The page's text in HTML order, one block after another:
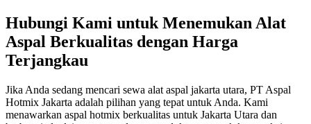
Hubungi Kami untuk Menemukan Alat
Aspal Berkualitas dengan Harga
Terjangkau
Jika Anda sedang mencari sewa alat aspal jakarta utara, PT Aspal
Hotmix Jakarta adalah pilihan yang tepat untuk Anda. Kami
menawarkan aspal hotmix berkualitas untuk Jakarta Utara dan